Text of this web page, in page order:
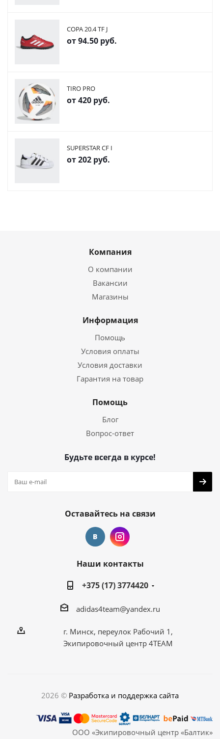
COPA 20.4 TF J
от94.50 руб.
TIRO PRO
от420 руб.
SUPERSTAR CF I
от202 руб.
Компания
О компании
Вакансии
Магазины
Информация
Помощь
Условия оплаты
Условия доставки
Гарантия на товар
Помощь
Блог
Вопрос-ответ
Будьте всегда в курсе!
Оставайтесь на связи
Наши контакты
+375 (17) 3774420
adidas4team@yandex.ru
г. Минск, переулок Рабочий 1,
Экипировочный центр 4TEAM
2026 © Разработка и поддержка сайта
ООО «Экипировочный центр «Балтик»